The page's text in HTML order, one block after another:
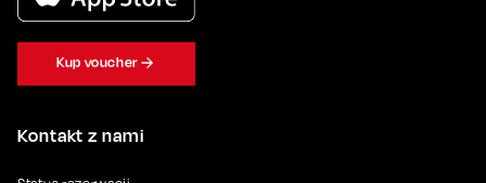
Kontakt z nami
Kup voucher